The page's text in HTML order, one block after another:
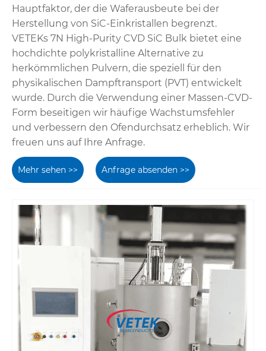
Hauptfaktor, der die Waferausbeute bei der
Herstellung von SiC-Einkristallen begrenzt.
VETEKs 7N High-Purity CVD SiC Bulk bietet eine
hochdichte polykristalline Alternative zu
herkömmlichen Pulvern, die speziell für den
physikalischen Dampftransport (PVT) entwickelt
wurde. Durch die Verwendung einer Massen-CVD-
Form beseitigen wir häufige Wachstumsfehler
und verbessern den Ofendurchsatz erheblich. Wir
freuen uns auf Ihre Anfrage.
Mehr sehen >> Anfrage absenden >>